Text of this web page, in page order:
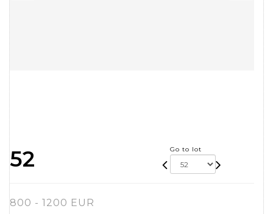
52 Go to lot
800 - 1200 EUR